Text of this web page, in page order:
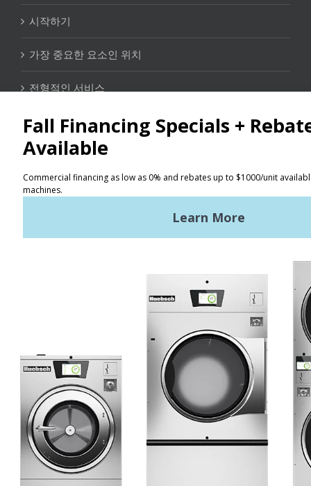
시작하기
가장 중요한 요소인 위치
전형적인 서비스
연락처
위치 찾기